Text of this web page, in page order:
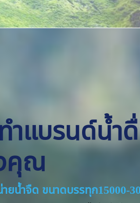
ำแบรนด์น้ำ
คุณ
ยน้ำจืด ขนาดบรรทุก15000-